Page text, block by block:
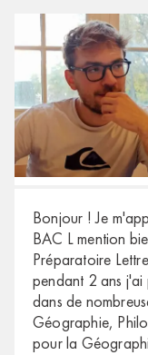
Bonjour ! Je
BAC L mention
Préparatoire
pendant 2 ans j'ai
dans de
Géographie,
pour la